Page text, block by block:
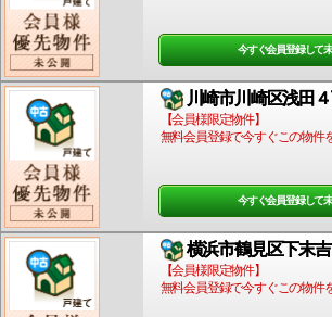
今すぐ会員登録して
川崎市川崎区浅田
【会員様限定物件】
無料会員登録で今すぐこの物件
今すぐ会員登録して
横浜市鶴見区下末
【会員様限定物件】
無料会員登録で今すぐこの物件